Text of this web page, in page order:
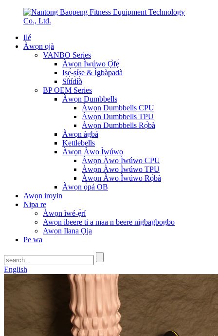
Ilé
Àwọn ọjà
VANBO Series
Àwọn Ìwúwo Ọ̀fẹ́
Iṣẹ́-ṣíṣe & Ìgbàpadà
Sítídíò
BP OEM Series
Àwọn Dumbbells
Àwọn Dumbbells CPU
Àwọn Dumbbells TPU
Àwọn Dumbbells Rọ́bà
Àwọn àgbá
Kettlebells
Àwọn Àwo Ìwúwo
Àwọn Àwo Ìwúwo CPU
Àwọn Àwo Ìwúwo TPU
Àwọn Àwo Ìwúwo Rọ́bà
Àwọn ọ̀pá OB
Awọn iroyin
Nipa re
Àwọn ìwé-ẹ̀rí
Awọn ibeere ti a maa n beere nigbagbogbo
Awọn Ilana Ọja
Pe wa
English